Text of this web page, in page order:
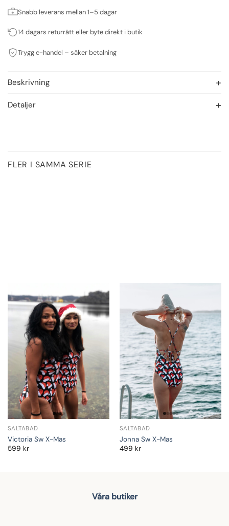
Snabb leverans mellan 1–5 dagar
14 dagars returrätt eller byte direkt i butik
Trygg e-handel – säker betalning
Beskrivning
Detaljer
FLER I SAMMA SERIE
SALTABAD
Victoria Sw X-Mas
599 kr
SALTABAD
Jonna Sw X-Mas
499 kr
Våra butiker